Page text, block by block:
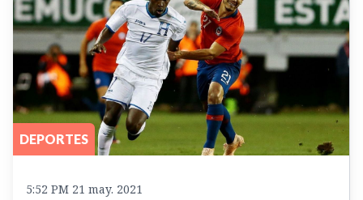
DEPORTES
5:52 PM 21 may. 2021